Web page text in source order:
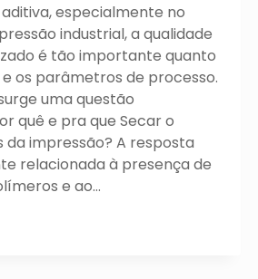
especialmente no
industrial, a qualidade
é tão importante quanto
os parâmetros de processo.
uma questão
quê e pra que Secar o
impressão? A resposta
relacionada à presença de
e ao…